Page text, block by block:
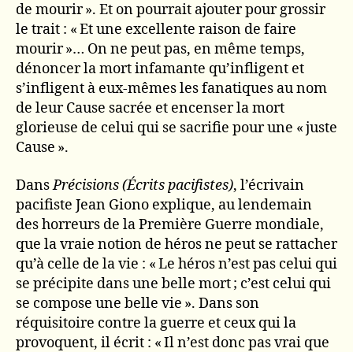
de mourir ». Et on pourrait ajouter pour grossir
le trait : « Et une excellente raison de faire
mourir »… On ne peut pas, en même temps,
dénoncer la mort infamante qu’infligent et
s’infligent à eux-mêmes les fanatiques au nom
de leur Cause sacrée et encenser la mort
glorieuse de celui qui se sacrifie pour une « juste
Cause ».
DansPrécisions (Écrits pacifistes), l’écrivain
pacifiste Jean Giono explique, au lendemain
des horreurs de la Première Guerre mondiale,
que la vraie notion de héros ne peut se rattacher
qu’à celle de la vie : « Le héros n’est pas celui qui
se précipite dans une belle mort ; c’est celui qui
se compose une belle vie ». Dans son
réquisitoire contre la guerre et ceux qui la
provoquent, il écrit : « Il n’est donc pas vrai que